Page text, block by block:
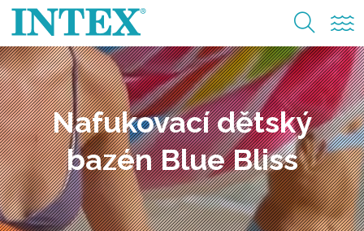
Nafukovací dětský
bazén Blue Bliss